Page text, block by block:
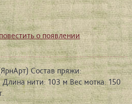
о появлении
Состав пряжи:
нити: 103 м Вес мотка: 150